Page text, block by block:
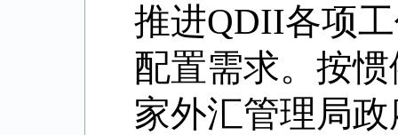
推进QDII各项
配置需求。按
家外汇管理局